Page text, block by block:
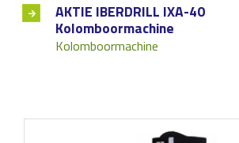
AKTIE IBERDRILL IXA-40
Kolomboormachine
Kolomboormachine